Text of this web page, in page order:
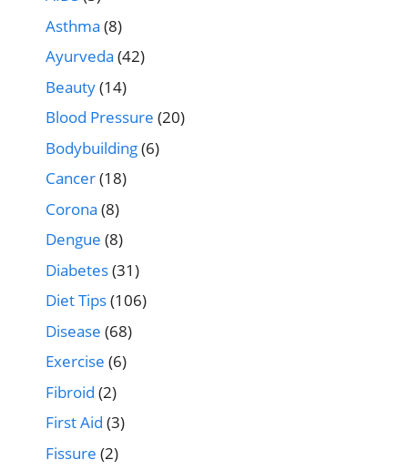
Asthma (8)
Ayurveda (42)
Beauty(14)
Blood Pressure (20)
Bodybuilding(6)
Cancer(18)
Corona (8)
Dengue (8)
Diabetes(31)
Diet Tips(106)
Disease (68)
Exercise (6)
Fibroid (2)
First Aid (3)
Fissure (2)